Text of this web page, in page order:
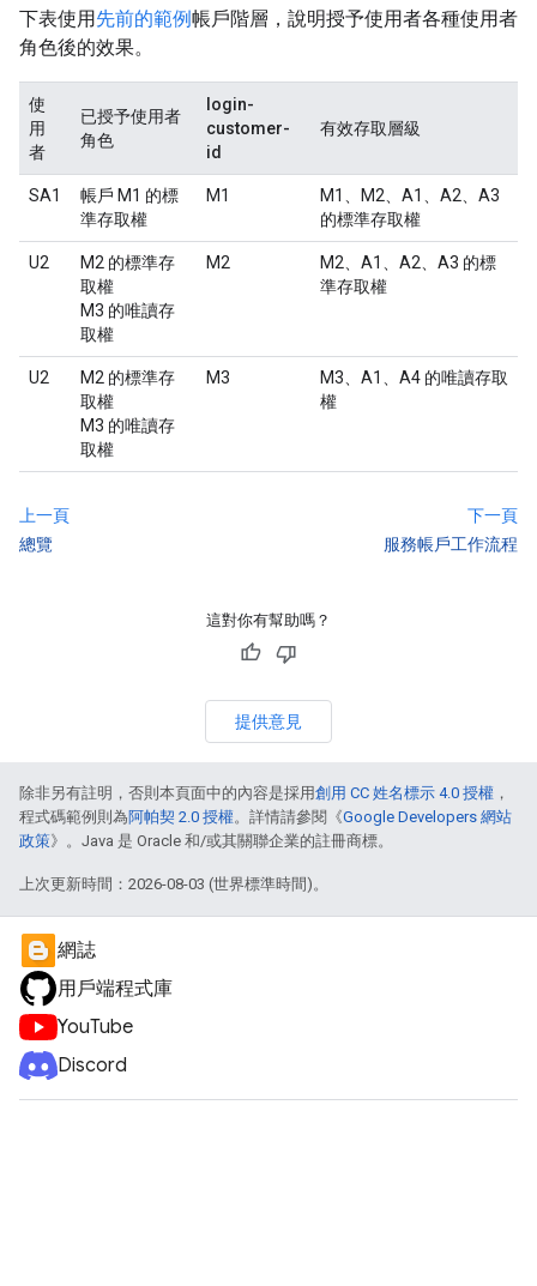
下表使用先前的範例帳戶階層，說明授予使用者各種使用者
角色後的效果。
使
用
者
已授予使用者
角色
login-
customer-
id
有效存取層級
SA1
帳戶 M1 的標
準存取權
M1
M1、M2、A1、A2、A3
的標準存取權
U2
M2 的標準存
取權
M3 的唯讀存
取權
M2
M2、A1、A2、A3 的標
準存取權
U2
M2 的標準存
取權
M3 的唯讀存
取權
M3
M3、A1、A4 的唯讀存取
權
上一頁
總覽
下一頁
服務帳戶工作流程
這對你有幫助嗎？
提供意見
除非另有註明，否則本頁面中的內容是採用創用 CC 姓名標示 4.0 授權 ，
程式碼範例則為阿帕契 2.0 授權。詳情請參閱《Google Developers 網站
政策》。Java 是 Oracle 和/或其關聯企業的註冊商標。
上次更新時間：2026-08-03 (世界標準時間)。
網誌
用戶端程式庫
YouTube
Discord